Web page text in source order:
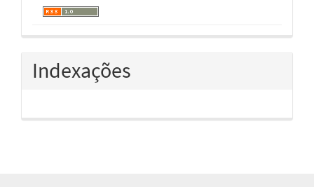
Indexações